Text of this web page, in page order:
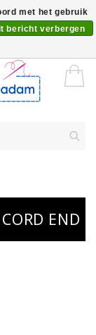
per 10 cm.
END
met het gebruik
bericht verbergen